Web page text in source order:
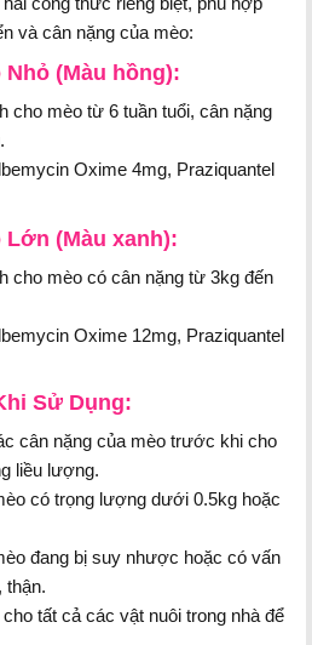
và cân nặng của mèo:
(Màu hồng):
cho mèo từ 6 tuần tuổi, cân nặng
Oxime 4mg, Praziquantel
Lớn (Màu xanh):
cho mèo có cân nặng từ 3kg đến
Oxime 12mg, Praziquantel
Sử Dụng:
cân nặng của mèo trước khi cho
liều lượng.
có trọng lượng dưới 0.5kg hoặc
đang bị suy nhược hoặc có vấn
thận.
tất cả các vật nuôi trong nhà để